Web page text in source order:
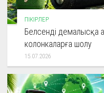
ПІКІРЛЕР
Белсенді демалысқа
колонкаларға шолу
15.07.2026